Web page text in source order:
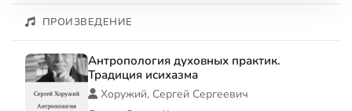
ПРОИЗВЕДЕНИЕ
Антропология духовных практик.
Традиция исихазма
Хоружий, Сергей Сергеевич